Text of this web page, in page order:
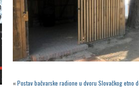
«Postav bačvarske radione u dvoru Slovačkog etno